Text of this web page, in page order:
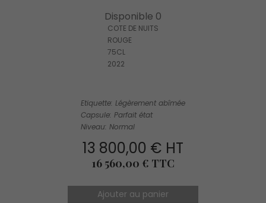
Disponible 0
COTE DE NUITS
ROUGE
75CL
2022
Etiquette: Légèrement abîmée
Capsule: Parfait état
Niveau: Normal
13 800,00 € HT
Prix
16 560,00 € TTC
Ajouter au panier